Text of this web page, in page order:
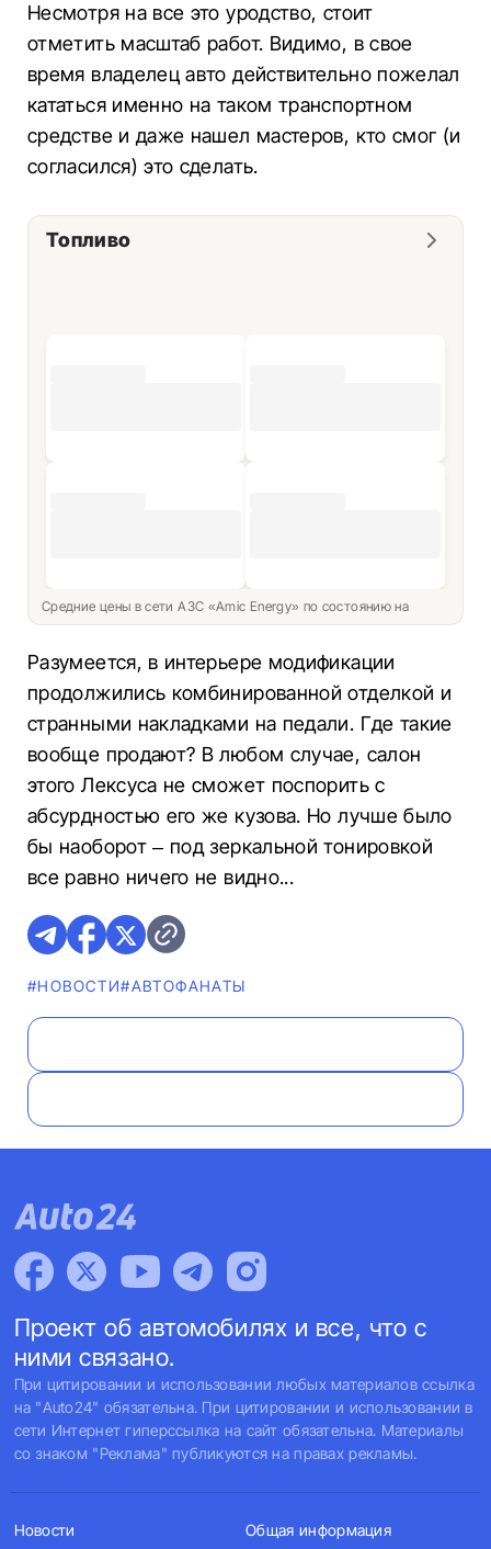
Несмотря на все это уродство, стоит
отметить масштаб работ. Видимо, в свое
время владелец авто действительно пожелал
кататься именно на таком транспортном
средстве и даже нашел мастеров, кто смог (и
согласился) это сделать.
Топливо
Средние цены в сети АЗС «Amic Energy» по состоянию на
Разумеется, в интерьере модификации
продолжились комбинированной отделкой и
странными накладками на педали. Где такие
вообще продают? В любом случае, салон
этого Лексуса не сможет поспорить с
абсурдностью его же кузова. Но лучше было
бы наоборот – под зеркальной тонировкой
все равно ничего не видно...
#НОВОСТИ#AВТОФАНАТЫ
Проект об автомобилях и все, что с
ними связано.
При цитировании и использовании любых материалов ссылка
на "Auto24" обязательна. При цитировании и использовании в
сети Интернет гиперссылка на сайт обязательна. Материалы
со знаком "Реклама" публикуются на правах рекламы.
Новости Общая информация